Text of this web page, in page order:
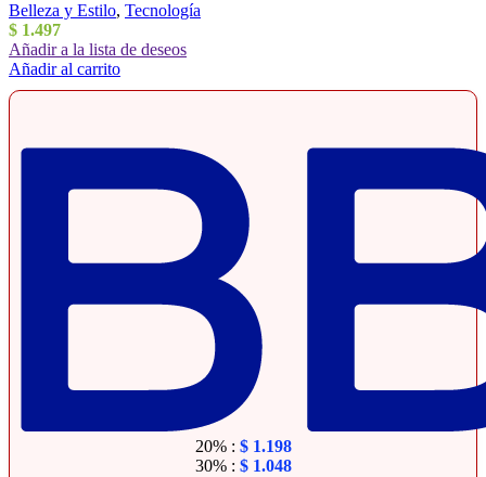
Belleza y Estilo, Tecnología
$ 1.497
Añadir a la lista de deseos
Añadir al carrito
20% : $1.198
30% : $1.048